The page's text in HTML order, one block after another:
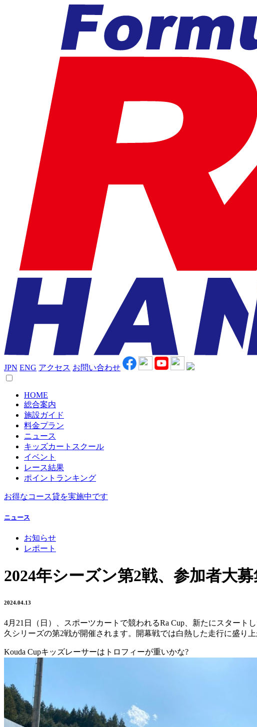
JPN ENG アクセス お問い合わせ
HOME
総合案内
施設ガイド
料金プラン
ニュース
キッズカートスクール
イベント
レース結果
ポイントランキング
お得なコース貸を実施中です
ニュース
お知らせ
レポート
2024年シーズン第2戦、参加者大募
2024.04.13
4月21日（日）、スポーツカートで競われるRa Cup、新たにスタート
久シリーズの第2戦が開催されます。開幕戦では白熱した走行に盛り上
Kouda Cupキッズレーサーはトロフィーが重いかな?